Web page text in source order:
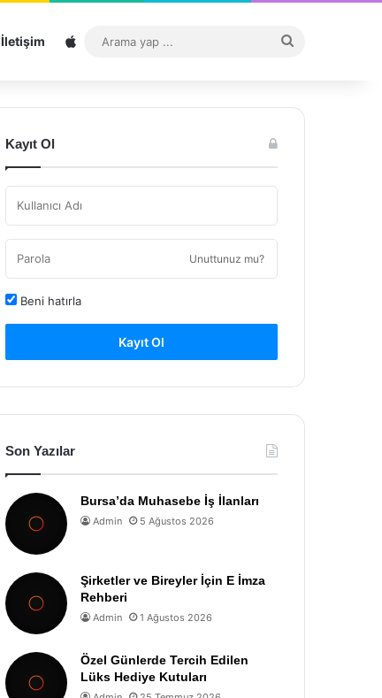
İletişim Sitemap
...
Kayıt Ol
Unuttunuz mu?
Beni hatırla
Kayıt Ol
Son Yazılar
Bursa’da Muhasebe İş İlanları
Admin 5 Ağustos 2026
Şirketler ve Bireyler İçin E İmza
Rehberi
Admin 1 Ağustos 2026
Özel Günlerde Tercih Edilen
Lüks Hediye Kutuları